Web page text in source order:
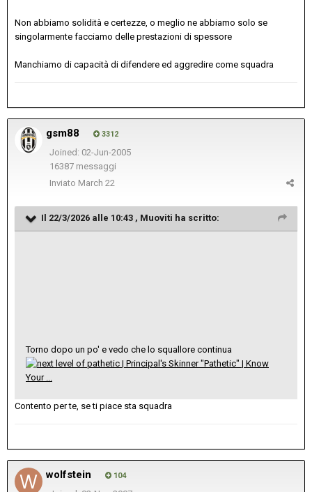
Non abbiamo solidità e certezze, o meglio ne abbiamo solo se
singolarmente facciamo delle prestazioni di spessore
Manchiamo di capacità di difendere ed aggredire come squadra
gsm88 3312
Joined: 02-Jun-2005
16387 messaggi
Inviato March 22
Il 22/3/2026 alle 10:43 , Muoviti ha scritto:
Torno dopo un po' e vedo che lo squallore continua
Contento per te, se ti piace sta squadra
wolfstein 104